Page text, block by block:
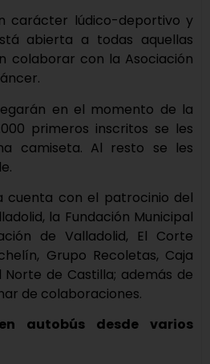
carácter lúdico-deportivo y
abierta a todas aquellas
colaborar con la Asociación
en el momento de la
primeros inscritos se les
camiseta. Al resto se les
cuenta con el patrocinio del
la Fundación Municipal
de Valladolid, El Corte
Grupo Recoletas, Caja
Norte de Castilla; además de
de colaboraciones.
autobús desde varios